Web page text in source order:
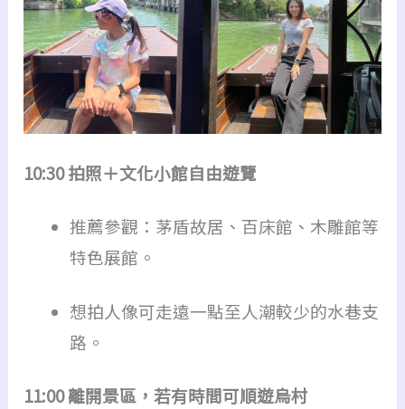
10:30 拍照＋文化小館自由遊覽
推薦參觀：茅盾故居、百床館、木雕館等
特色展館。
想拍人像可走遠一點至人潮較少的水巷支
路。
11:00 離開景區，若有時間可順遊烏村